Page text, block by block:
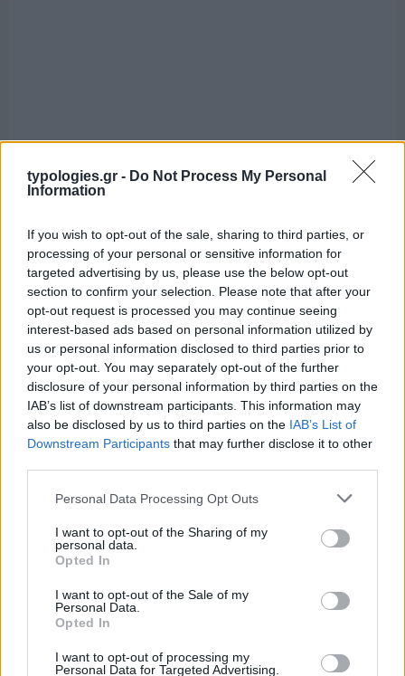
typologies.gr - Do Not Process My Personal
Information
If you wish to opt-out of the sale, sharing to third parties, or
processing of your personal or sensitive information for
targeted advertising by us, please use the below opt-out
section to confirm your selection. Please note that after your
opt-out request is processed you may continue seeing
interest-based ads based on personal information utilized by
us or personal information disclosed to third parties prior to
your opt-out. You may separately opt-out of the further
disclosure of your personal information by third parties on the
IAB’s list of downstream participants. This information may
also be disclosed by us to third parties on the IAB’s List of
Downstream Participants that may further disclose it to other
Please note that this website/app uses one or more Google
not limited to your visit or usage behaviour. You may click to
grant or deny consent to Google and its third-party tags to
use your data for below specified purposes in below Google
consent section.
Personal Data Processing Opt Outs
I want to opt-out of the Sharing of my
personal data.
Opted In
I want to opt-out of the Sale of my
Personal Data.
Opted In
I want to opt-out of processing my
Personal Data for Targeted Advertising.